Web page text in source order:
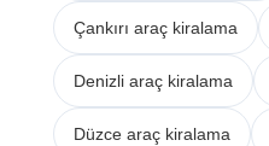
Çankırı araç kiralama
Denizli araç kiralama
Düzce araç kiralama